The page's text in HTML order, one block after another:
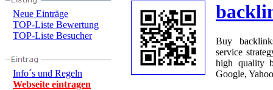
Neue Einträge
TOP-Liste Bewertung
TOP-Liste Besucher
Info´s und Regeln
Webseite eintragen
Buy
service
high quality
Google,